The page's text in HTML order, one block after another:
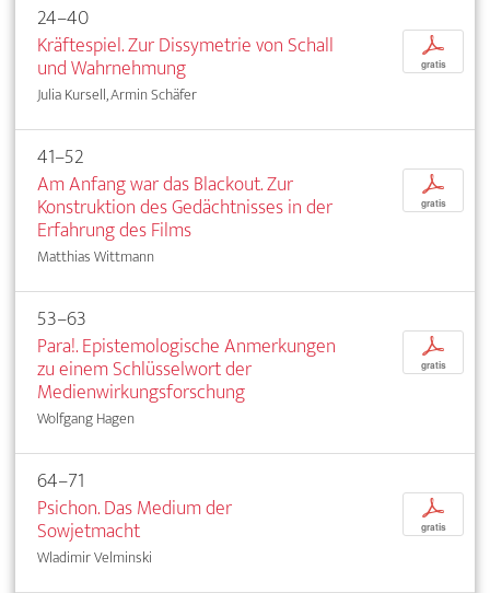
24–40
Kräftespiel. Zur Dissymetrie von Schall
und Wahrnehmung
Julia Kursell, Armin Schäfer
p
gratis
41–52
Am Anfang war das Blackout. Zur
Konstruktion des Gedächtnisses in der
Erfahrung des Films
Matthias Wittmann
p
gratis
53–63
Para!. Epistemologische Anmerkungen
zu einem Schlüsselwort der
Medienwirkungsforschung
Wolfgang Hagen
p
gratis
64–71
Psichon. Das Medium der
Sowjetmacht
Wladimir Velminski
p
gratis